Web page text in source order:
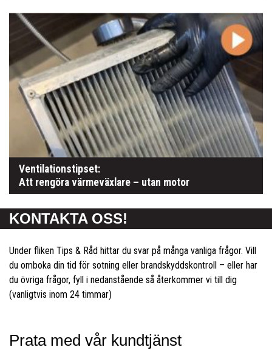
Ventilationstipset:
Att rengöra värmeväxlare – utan motor
KONTAKTA OSS!
Under fliken Tips & Råd hittar du svar på många vanliga frågor. Vill
du omboka din tid för sotning eller brandskyddskontroll – eller har
du övriga frågor, fyll i nedanstående så återkommer vi till dig
(vanligtvis inom 24 timmar)
Prata med vår kundtjänst